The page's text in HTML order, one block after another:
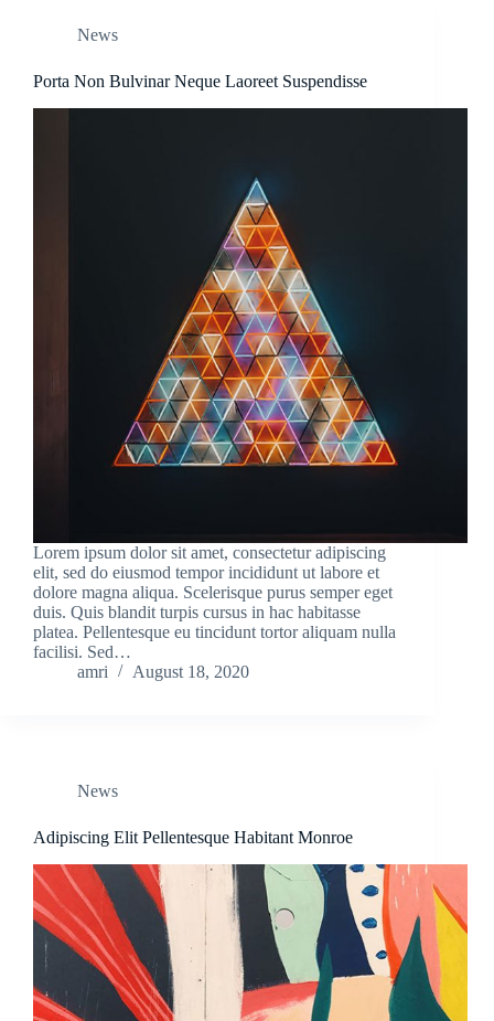
News
Porta Non Bulvinar Neque Laoreet Suspendisse
Lorem ipsum dolor sit amet, consectetur adipiscing
elit, sed do eiusmod tempor incididunt ut labore et
dolore magna aliqua. Scelerisque purus semper eget
duis. Quis blandit turpis cursus in hac habitasse
platea. Pellentesque eu tincidunt tortor aliquam nulla
facilisi. Sed…
amri
August 18, 2020
News
Adipiscing Elit Pellentesque Habitant Monroe